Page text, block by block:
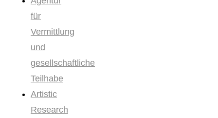
für
Vermittlung
und
gesellschaftliche
Teilhabe
Artistic
Research